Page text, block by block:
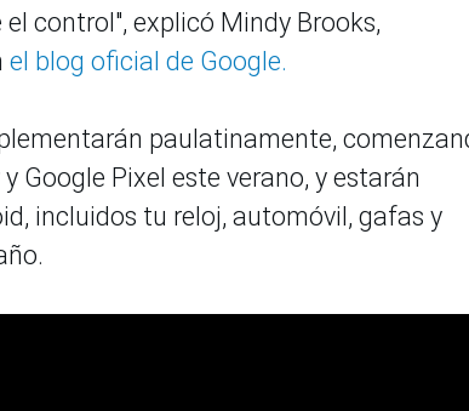
control", explicó Mindy Brooks,
el blog oficial de Google.
paulatinamente,
Google Pixel este verano, y estarán
incluidos tu reloj, automóvil, gafas y